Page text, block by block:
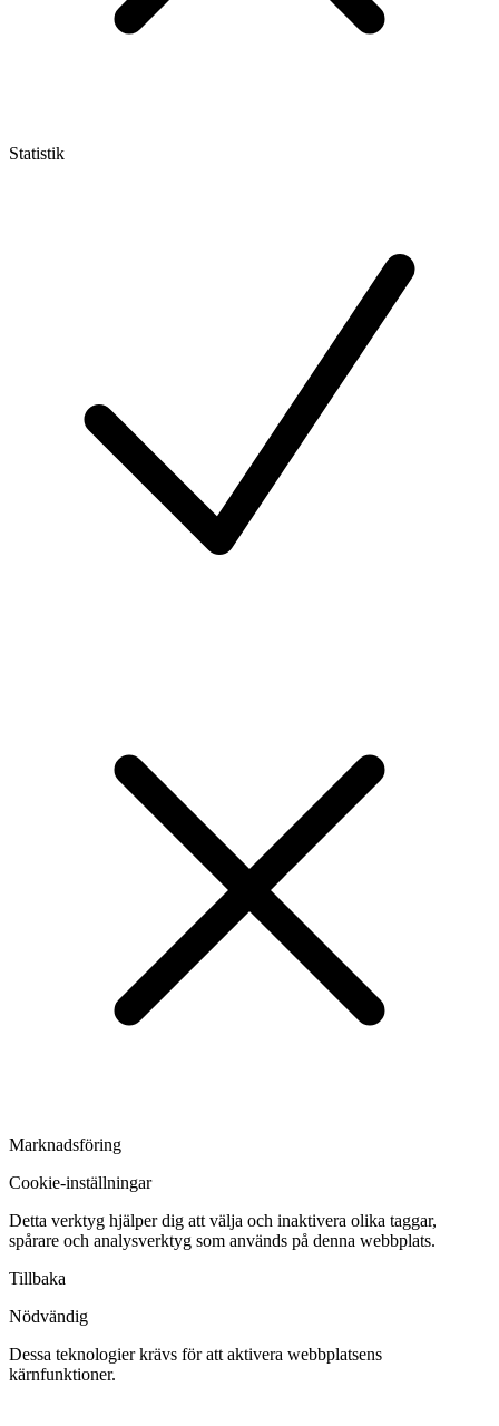
Statistik
Marknadsföring
Cookie-inställningar
Detta verktyg hjälper dig att välja och inaktivera olika taggar,
spårare och analysverktyg som används på denna webbplats.
Tillbaka
Nödvändig
Dessa teknologier krävs för att aktivera webbplatsens
kärnfunktioner.